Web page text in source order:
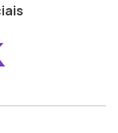
ao ao